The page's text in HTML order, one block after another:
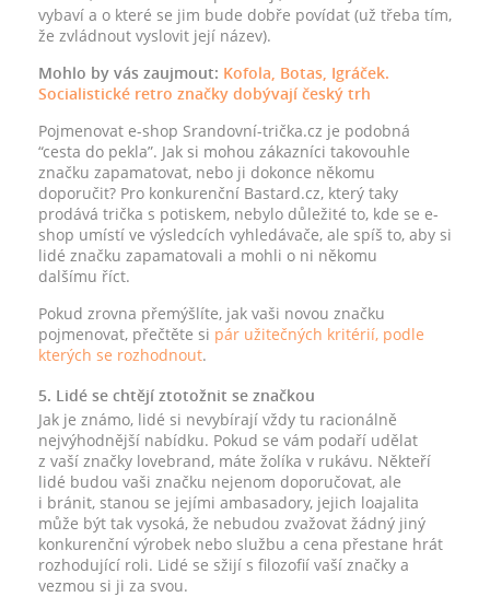
vybaví a o které se jim bude dobře povídat (už třeba tím,
že zvládnout vyslovit její název).
Mohlo by vás zaujmout: Kofola, Botas, Igráček.
Socialistické retro značky dobývají český trh
Pojmenovat e-shop Srandovní-trička.cz je podobná
“cesta do pekla”. Jak si mohou zákazníci takovouhle
značku zapamatovat, nebo ji dokonce někomu
doporučit? Pro konkurenční Bastard.cz, který taky
prodává trička s potiskem, nebylo důležité to, kde se e-
shop umístí ve výsledcích vyhledávače, ale spíš to, aby si
lidé značku zapamatovali a mohli o ni někomu
dalšímu říct.
Pokud zrovna přemýšlíte, jak vaši novou značku
pojmenovat, přečtěte si pár užitečných kritérií, podle
kterých se rozhodnout.
5. Lidé se chtějí ztotožnit se značkou
Jak je známo, lidé si nevybírají vždy tu racionálně
nejvýhodnější nabídku. Pokud se vám podaří udělat
z vaší značky lovebrand, máte žolíka v rukávu. Někteří
lidé budou vaši značku nejenom doporučovat, ale
i bránit, stanou se jejími ambasadory, jejich loajalita
může být tak vysoká, že nebudou zvažovat žádný jiný
konkurenční výrobek nebo službu a cena přestane hrát
rozhodující roli. Lidé se sžijí s filozofií vaší značky a
vezmou si ji za svou.